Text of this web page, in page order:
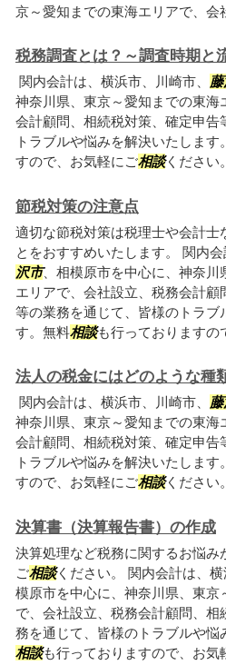
京～愛知までの東海エリアで、会
税務調査とは？～調査時期と
関内会計は、横浜市、川崎市、
神奈川県、東京～愛知までの東海
会計顧問、相続税対策、確定申告
トラブルや悩みを解決いたします
すので、お気軽にご相談ください。
節税対策の注意点
適切な節税対策は税理士や会計士
とをおすすめいたします。 関内会
沢市、相模原市を中心に、神奈川
エリアで、会社設立、税務会計
等の業務を通じて、皆様のトラブ
す。無料相談も行っておりますの
法人の税金にはどのような種
関内会計は、横浜市、川崎市、
神奈川県、東京～愛知までの東海
会計顧問、相続税対策、確定申告
トラブルや悩みを解決いたします
すので、お気軽にご相談ください。
決算書（決算報告書）の作成
決算処理など税務に関するお悩み
ご相談ください。 関内会計は、横
模原市を中心に、神奈川県、東京
で、会社設立、税務会計顧問、相
務を通じて、皆様のトラブルや悩
相談も行っておりますので、お気